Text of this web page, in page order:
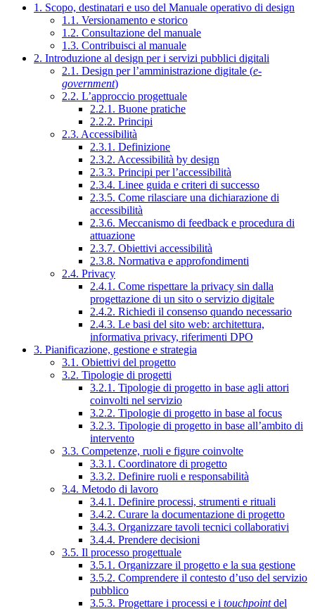
1. Scopo, destinatari e uso del Manuale operativo di design
1.1. Versionamento e storico
1.2. Consultazione del manuale
1.3. Contribuisci al manuale
2. Introduzione al design per i servizi pubblici digitali
2.1. Design per l’amministrazione digitale (e-
government)
2.2. L’approccio progettuale
2.2.1. Buone pratiche
2.2.2. Principi
2.3. Accessibilità
2.3.1. Definizione
2.3.2. Accessibilità by design
2.3.3. Principi per l’accessibilità
2.3.4. Linee guida e criteri di successo
2.3.5. Come rilasciare una dichiarazione di
accessibilità
2.3.6. Meccanismo di feedback e procedura di
attuazione
2.3.7. Obiettivi accessibilità
2.3.8. Normativa e approfondimenti
2.4. Privacy
2.4.1. Come rispettare la privacy sin dalla
progettazione di un sito o servizio digitale
2.4.2. Richiedi il consenso quando necessario
2.4.3. Le basi del sito web: architettura,
informativa privacy, riferimenti DPO
3. Pianificazione, gestione e strategia
3.1. Obiettivi del progetto
3.2. Tipologie di progetti
3.2.1. Tipologie di progetto in base agli attori
coinvolti nel servizio
3.2.2. Tipologie di progetto in base al focus
3.2.3. Tipologie di progetto in base all’ambito di
intervento
3.3. Competenze, ruoli e figure coinvolte
3.3.1. Coordinatore di progetto
3.3.2. Definire ruoli e responsabilità
3.4. Metodo di lavoro
3.4.1. Definire processi, strumenti e rituali
3.4.2. Curare la documentazione di progetto
3.4.3. Organizzare tavoli tecnici collaborativi
3.4.4. Prendere decisioni
3.5. Il processo progettuale
3.5.1. Organizzare il progetto e la sua gestione
3.5.2. Comprendere il contesto d’uso del servizio
pubblico
3.5.3. Progettare i processi e i touchpointdel